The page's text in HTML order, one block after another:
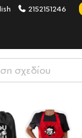
2152151246